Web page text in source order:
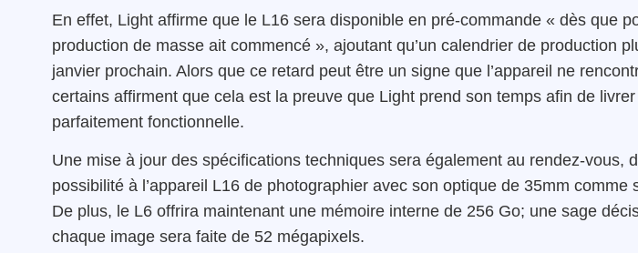
En effet, Light affirme que le L16 sera disponible en pré-commande « dès que
production de masse ait commencé », ajoutant qu’un calendrier de production
janvier prochain. Alors que ce retard peut être un signe que l’appareil ne
certains affirment que cela est la preuve que Light prend son temps afin de
parfaitement fonctionnelle.
Une mise à jour des spécifications techniques sera également au rendez-vous,
possibilité à l’appareil L16 de photographier avec son optique de 35mm comme
De plus, le L6 offrira maintenant une mémoire interne de 256 Go; une sage
chaque image sera faite de 52 mégapixels.